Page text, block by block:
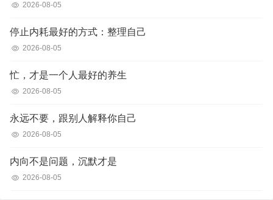
2026-08-05
停止内耗最好的方式：整理自己
2026-08-05
忙，才是一个人最好的养生
2026-08-05
永远不要，跟别人解释你自己
2026-08-05
内向不是问题，沉默才是
2026-08-05